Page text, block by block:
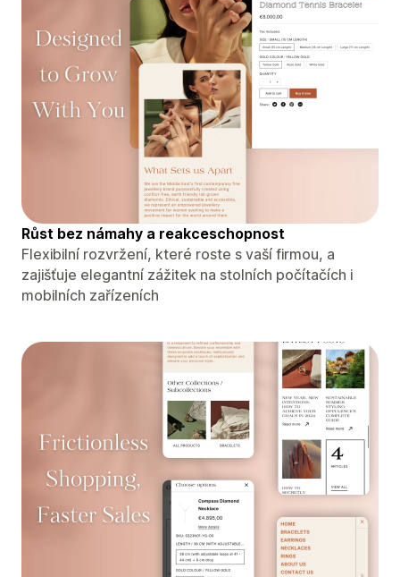
Růst bez námahy a reakceschopnost
Flexibilní rozvržení, které roste s vaší firmou, a
zajišťuje elegantní zážitek na stolních počítačích i
mobilních zařízeních